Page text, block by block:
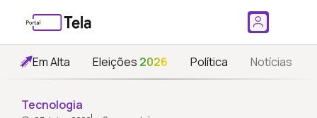
Em Alta Eleições 2026 Política Notícias
Tecnologia